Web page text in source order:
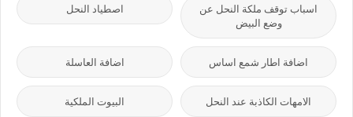
اسباب توقف ملكة النحل عن
وضع البيض
اصطياد النحل
اضافة اطار شمع اساس اضافة العاسلة
الامهات الكاذبة عند النحل البيوت الملكية